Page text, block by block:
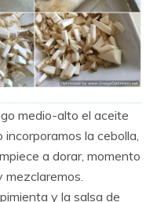
medio-alto el aceite
la cebolla,
a dorar, momento
mezclaremos.
y la salsa de